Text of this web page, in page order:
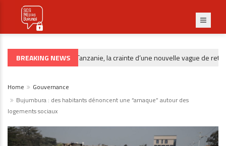
BREAKING NEWS
RÉFUGIÉS Après la Tanzanie, la crainte d’une nouvelle vague de
Home
Gouvernance
Bujumbura : des habitants dénoncent une “arnaque” autour des
logements sociaux